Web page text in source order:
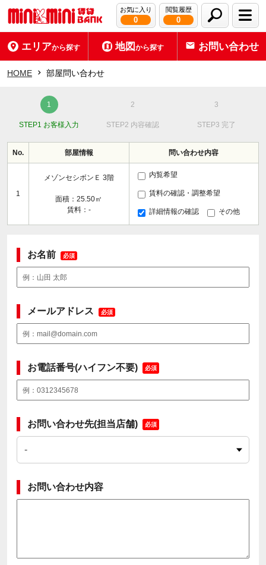
お気に入り
0
閲覧履歴
0
エリアから探す 地図から探す お問い合わせ
HOME 部屋問い合わせ
STEP1 お客様入力 STEP2 内容確認 STEP3 完了
No. 部屋情報 問い合わせ内容
1
メゾンセシボンＥ 3階
面積：25.50㎡
賃料：-
内覧希望
賃料の確認・調整希望
詳細情報の確認 その他
お名前 必須
メールアドレス 必須
お電話番号(ハイフン不要) 必須
お問い合わせ先(担当店舗) 必須
お問い合わせ内容